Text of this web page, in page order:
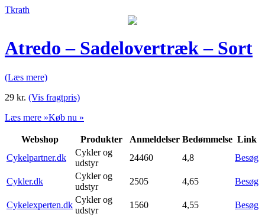
Tkrath
Atredo – Sadelovertræk – Sort
(Læs mere)
29 kr. (Vis fragtpris)
Læs mere »Køb nu »
Webshop Produkter Anmeldelser Bedømmelse Link
Cykelpartner.dk
Cykler og
udstyr
24460 4,8 Besøg
Cykler.dk
Cykler og
udstyr
2505 4,65 Besøg
Cykelexperten.dk
Cykler og
udstyr
1560 4,55 Besøg